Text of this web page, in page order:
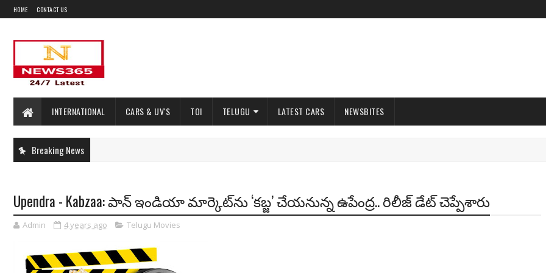
HOME CONTACT US
INTERNATIONAL CARS & UV'S TOI TELUGU LATEST CARS NEWSBITES
Breaking News
Upendra - Kabzaa: పాన్ ఇండియా మార్కెట్‌ను ‘కబ్జ’ చేయనున్న ఉపేంద్ర‌.. రిలీజ్ డేట్ చెప్పేశారు
Admin 4 years ago Telugu Movies